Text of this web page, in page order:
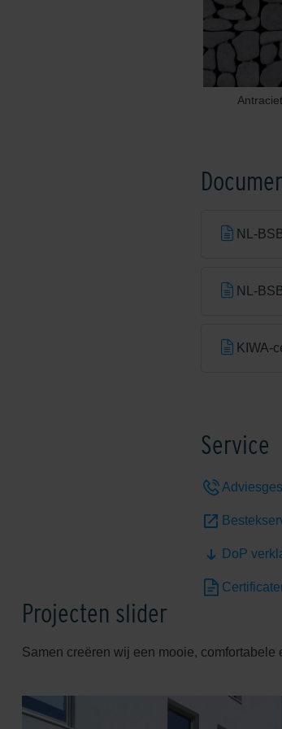
Antraciet
NL-
NL-
KIWA-
Service
DoP
Projecten slider
Samen creëren wij een mooie, comfortabele